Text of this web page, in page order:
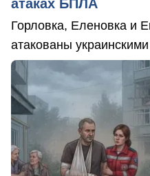
атаках БПЛА
Горловка, Еленовка и
атакованы